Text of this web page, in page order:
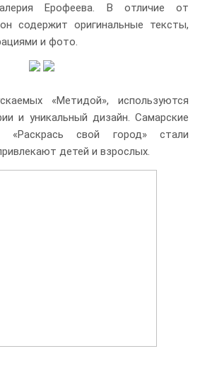
Ерофеева. В отличие от
содержит оригинальные тексты,
и фото.
«Метидой», используются
и уникальный дизайн. Самарские
«Раскрась свой город» стали
детей и взрослых.